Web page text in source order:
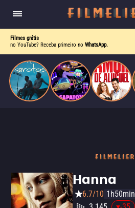
Filmes grátis
no YouTube? Receba primeiro no WhatsApp.
Hanna
6.7/10 1h50min
aceitação.